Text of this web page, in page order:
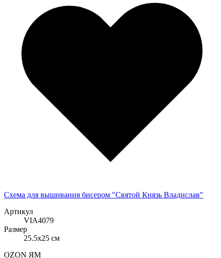
Схема для вышивания бисером "Святой Князь Владислав"
Артикул
VIA4079
Размер
25.5x25 см
OZON ЯМ